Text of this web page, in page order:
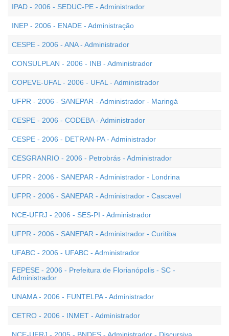
IPAD - 2006 - SEDUC-PE - Administrador
INEP - 2006 - ENADE - Administração
CESPE - 2006 - ANA - Administrador
CONSULPLAN - 2006 - INB - Administrador
COPEVE-UFAL - 2006 - UFAL - Administrador
UFPR - 2006 - SANEPAR - Administrador - Maringá
CESPE - 2006 - CODEBA - Administrador
CESPE - 2006 - DETRAN-PA - Administrador
CESGRANRIO - 2006 - Petrobrás - Administrador
UFPR - 2006 - SANEPAR - Administrador - Londrina
UFPR - 2006 - SANEPAR - Administrador - Cascavel
NCE-UFRJ - 2006 - SES-PI - Administrador
UFPR - 2006 - SANEPAR - Administrador - Curitiba
UFABC - 2006 - UFABC - Administrador
FEPESE - 2006 - Prefeitura de Florianópolis - SC -
Administrador
UNAMA - 2006 - FUNTELPA - Administrador
CETRO - 2006 - INMET - Administrador